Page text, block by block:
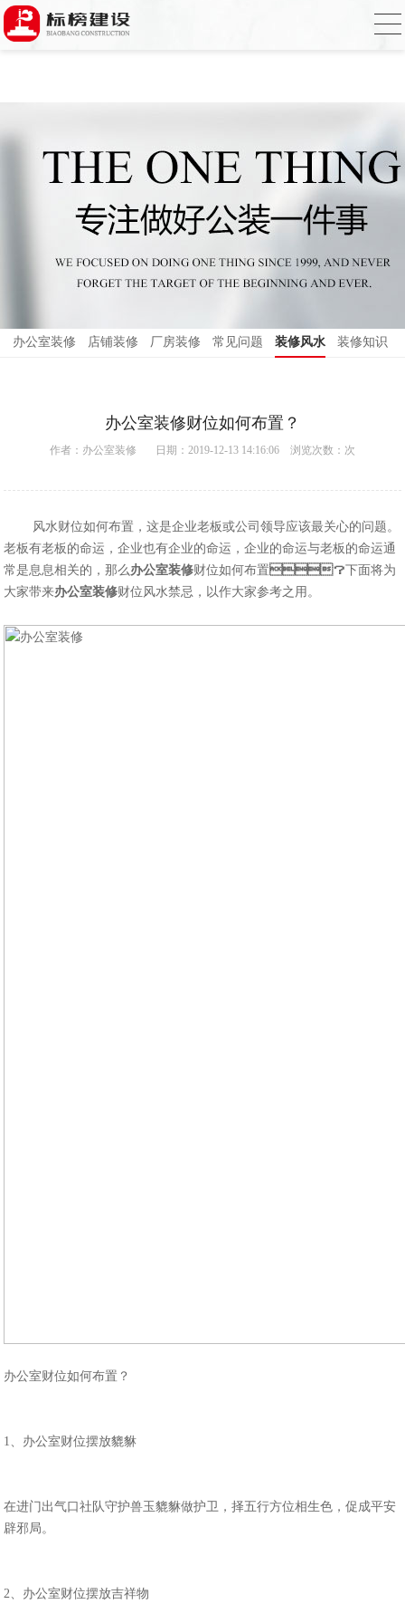
香蕉视频在线免费,香蕉视频导航,黄色香蕉
视频下载,91香蕉APP成人污在线观看
办公室装修 店铺装修 厂房装修 常见问题 装修风水 装修知识
办公室装修财位如何布置？
作者： 办公室装修 日期：2019-12-13 14:16:06 浏览次数： 次
风水财位如何布置，这是企业老板或公司领导应该最关心的问题。
老板有老板的命运，企业也有企业的命运，企业的命运与老板的命运通
常是息息相关的，那么办公室装修财位如何布置？下面将为
大家带来办公室装修财位风水禁忌，以作大家参考之用。
办公室财位如何布置？
1、办公室财位摆放貔貅
在进门出气口社队守护兽玉貔貅做护卫，择五行方位相生色，促成平安
辟邪局。
2、办公室财位摆放吉祥物